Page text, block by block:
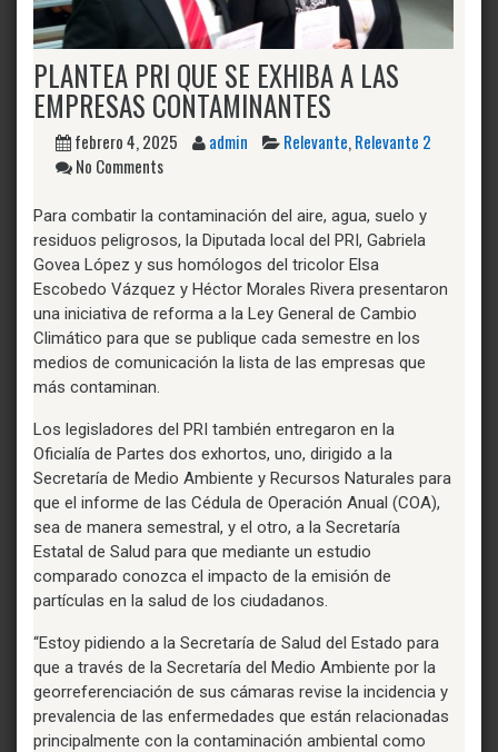
PLANTEA PRI QUE SE EXHIBA A LAS
EMPRESAS CONTAMINANTES
febrero 4, 2025 admin Relevante,Relevante 2
No Comments
Para combatir la contaminación del aire, agua, suelo y
residuos peligrosos, la Diputada local del PRI, Gabriela
Govea López y sus homólogos del tricolor Elsa
Escobedo Vázquez y Héctor Morales Rivera presentaron
una iniciativa de reforma a la Ley General de Cambio
Climático para que se publique cada semestre en los
medios de comunicación la lista de las empresas que
más contaminan.
Los legisladores del PRI también entregaron en la
Oficialía de Partes dos exhortos, uno, dirigido a la
Secretaría de Medio Ambiente y Recursos Naturales para
que el informe de las Cédula de Operación Anual (COA),
sea de manera semestral, y el otro, a la Secretaría
Estatal de Salud para que mediante un estudio
comparado conozca el impacto de la emisión de
partículas en la salud de los ciudadanos.
“Estoy pidiendo a la Secretaría de Salud del Estado para
que a través de la Secretaría del Medio Ambiente por la
georreferenciación de sus cámaras revise la incidencia y
prevalencia de las enfermedades que están relacionadas
principalmente con la contaminación ambiental como